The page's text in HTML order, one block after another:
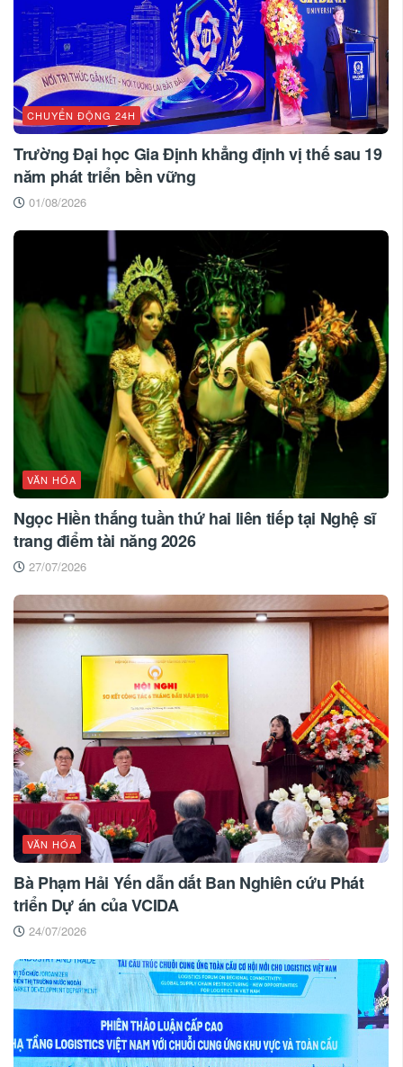
CHUYỂN ĐỘNG 24H
Trường Đại học Gia Định khẳng định vị thế sau 19
năm phát triển bền vững
01/08/2026
VĂN HÓA
Ngọc Hiền thắng tuần thứ hai liên tiếp tại Nghệ sĩ
trang điểm tài năng 2026
27/07/2026
VĂN HÓA
Bà Phạm Hải Yến dẫn dắt Ban Nghiên cứu Phát
triển Dự án của VCIDA
24/07/2026